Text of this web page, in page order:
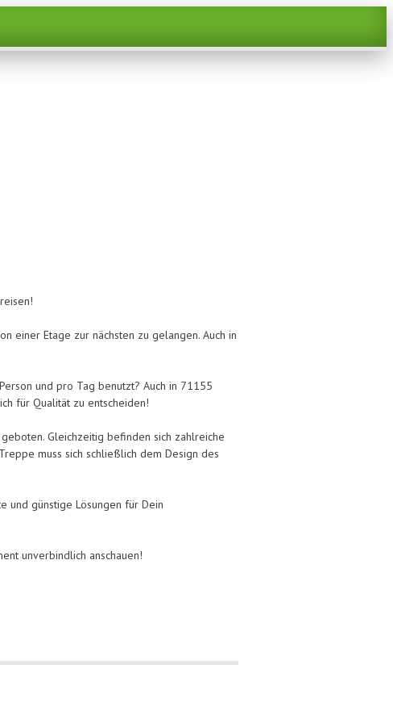
einer Etage zur nächsten zu gelangen. Auch in
und pro Tag benutzt? Auch in 71155
für Qualität zu entscheiden!
Gleichzeitig befinden sich zahlreiche
muss sich schließlich dem Design des
und günstige Lösungen für Dein
unverbindlich anschauen!